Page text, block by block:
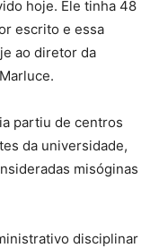
hoje. Ele tinha 48
escrito e essa
ao diretor da
partiu de centros
da universidade,
misóginas
disciplinar